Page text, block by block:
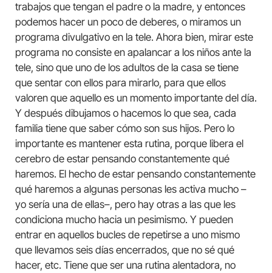
trabajos que tengan el padre o la madre, y entonces
podemos hacer un poco de deberes, o miramos un
programa divulgativo en la tele. Ahora bien, mirar este
programa no consiste en apalancar a los niños ante la
tele, sino que uno de los adultos de la casa se tiene
que sentar con ellos para mirarlo, para que ellos
valoren que aquello es un momento importante del día.
Y después dibujamos o hacemos lo que sea, cada
familia tiene que saber cómo son sus hijos. Pero lo
importante es mantener esta rutina, porque libera el
cerebro de estar pensando constantemente qué
haremos. El hecho de estar pensando constantemente
qué haremos a algunas personas les activa mucho –
yo sería una de ellas–, pero hay otras a las que les
condiciona mucho hacia un pesimismo. Y pueden
entrar en aquellos bucles de repetirse a uno mismo
que llevamos seis días encerrados, que no sé qué
hacer, etc. Tiene que ser una rutina alentadora, no